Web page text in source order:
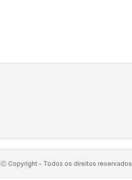
Ⓒ Copyright - Todos os direitos reservados